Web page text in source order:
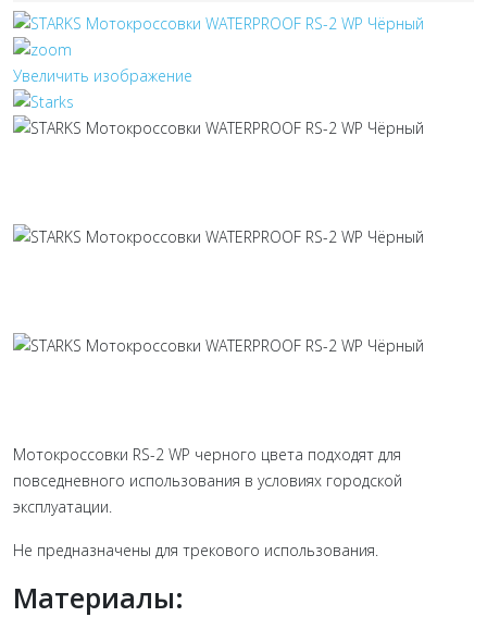
Увеличить изображение
Мотокроссовки RS-2 WP черного цвета подходят для
повседневного использования в условиях городской
эксплуатации.
Не предназначены для трекового использования.
Материалы: